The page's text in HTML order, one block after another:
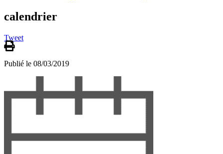
calendrier
Tweet
Publié le 08/03/2019